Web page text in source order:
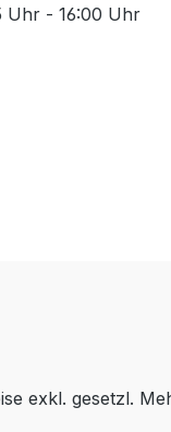
Uhr - 16:00 Uhr
exkl. gesetzl.